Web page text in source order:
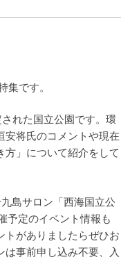
集です。
れた国立公園です。環
安将氏のコメントや現在
方」について紹介をして
島サロン「西海国立公
予定のイベント情報も
トがありましたらぜひお
は事前申し込み不要、入